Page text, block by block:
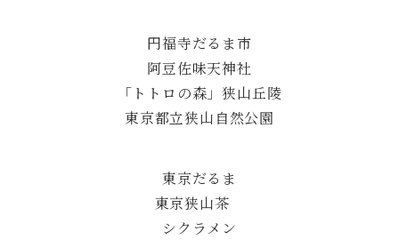
円福寺だるま市
阿豆佐味天神社
「トトロの森」狭山丘陵
東京都立狭山自然公園
東京だるま
東京狭山茶
シクラメン